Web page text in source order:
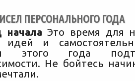
ПЕРСОНАЛЬНОГО ГОДА
началаЭто время для
идей и
этого года
Не бойтесь